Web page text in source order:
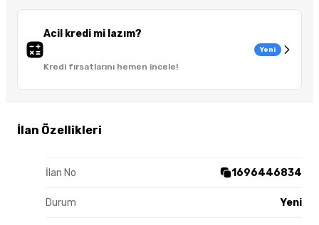
Acil kredi mi lazım?
Kredi fırsatlarını hemen incele!
Yeni
İlan Özellikleri
İlan No 1696446834
Durum Yeni